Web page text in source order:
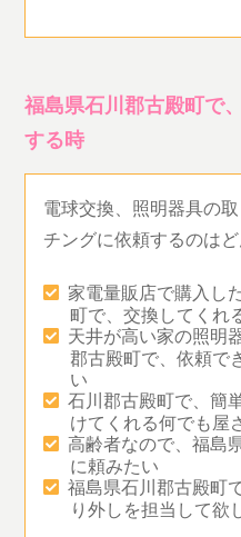
福島県石川郡古殿町で
する時
電球交換、照明器具の
チングに依頼するのは
家電量販店で購入し
町で、交換してくれ
天井が高い家の照明
郡古殿町で、依頼で
い
石川郡古殿町で、簡
けてくれる何でも屋
高齢者なので、福島
に頼みたい
福島県石川郡古殿町
り外しを担当して欲